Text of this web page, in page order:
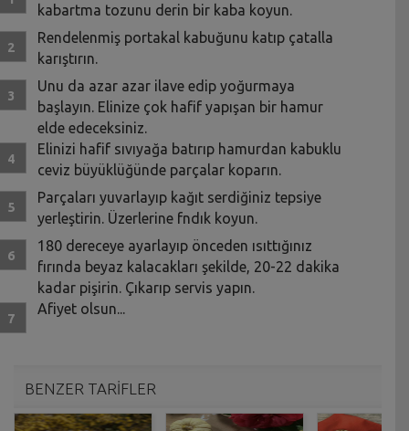
kabartma tozunu derin bir kaba koyun.
Rendelenmiş portakal kabuğunu katıp çatalla
karıştırın.
Unu da azar azar ilave edip yoğurmaya
başlayın. Elinize çok hafif yapışan bir hamur
elde edeceksiniz.
Elinizi hafif sıvıyağa batırıp hamurdan kabuklu
ceviz büyüklüğünde parçalar koparın.
Parçaları yuvarlayıp kağıt serdiğiniz tepsiye
yerleştirin. Üzerlerine fndık koyun.
180 dereceye ayarlayıp önceden ısıttığınız
fırında beyaz kalacakları şekilde, 20-22 dakika
kadar pişirin. Çıkarıp servis yapın.
Afiyet olsun...
BENZER TARİFLER